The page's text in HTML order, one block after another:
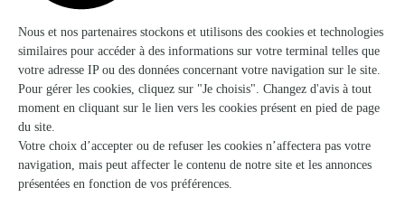
Art Floral
Doullens
★ ★★★ ★4.6 (79)
1, avenue Maréchal Leclerc
Voir la boutique